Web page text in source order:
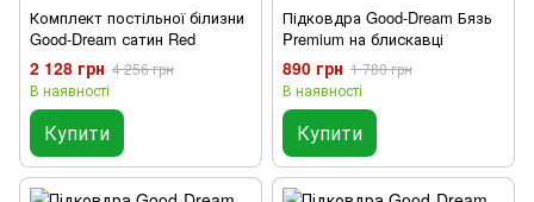
Комплект постільної білизни
Good-Dream сатин Red
2 128 грн 4 256 грн
В наявності
Купити
Підковдра Good-Dream Бязь
Premium на блискавці
890 грн 1 780 грн
В наявності
Купити